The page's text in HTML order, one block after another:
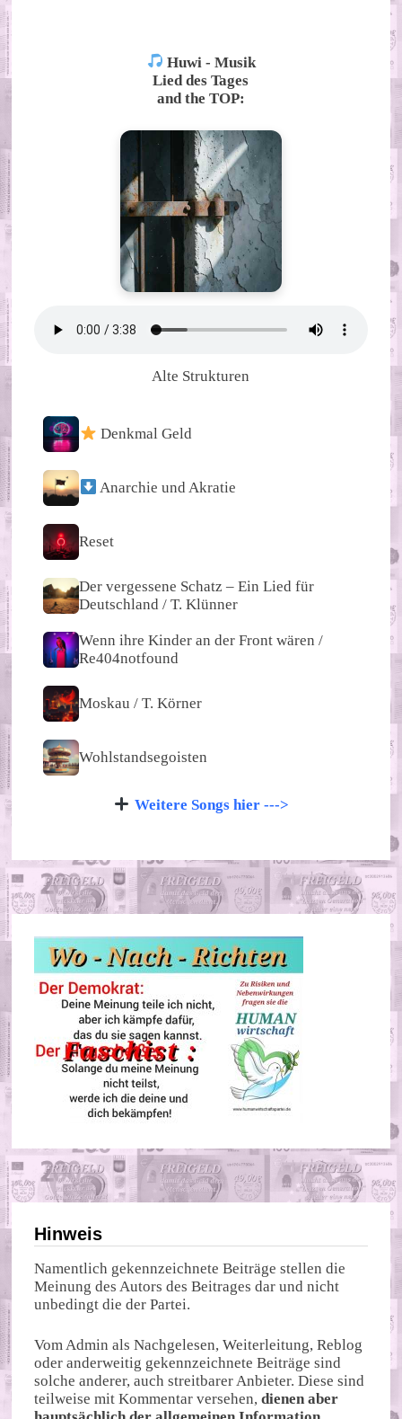
Huwi - Musik
Lied des Tages
and the TOP:
Alte Strukturen
Denkmal Geld
Anarchie und Akratie
Reset
Der vergessene Schatz – Ein Lied für
Deutschland / T. Klünner
Wenn ihre Kinder an der Front wären /
Re404notfound
Moskau / T. Körner
Wohlstandsegoisten
Weitere Songs hier --->
Hinweis
Namentlich gekennzeichnete Beiträge stellen die
Meinung des Autors des Beitrages dar und nicht
unbedingt die der Partei.
Vom Admin als Nachgelesen, Weiterleitung, Reblog
oder anderweitig gekennzeichnete Beiträge sind
solche anderer, auch streitbarer Anbieter. Diese sind
teilweise mit Kommentar versehen,dienen aber